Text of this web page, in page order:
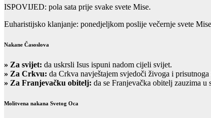
ISPOVIJED: pola sata prije svake svete Mise.
Euharistijsko klanjanje: ponedjeljkom poslije večernje svete
Nakane Časoslova
» Za svijet: da uskrsli Isus ispuni nadom cijeli svijet.
» Za Crkvu: da Crkva navještajem svjedoči živoga i prisutnoga
» Za Franjevačku obitelj: da se Franjevačka obitelj zauzima u
Molitvena nakana Svetog Oca